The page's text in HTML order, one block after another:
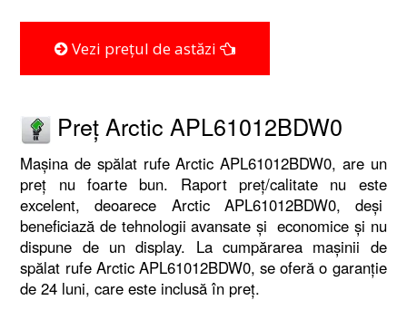
Vezi prețul de astăzi
Preț Arctic APL61012BDW0
Mașina de spălat rufe Arctic APL61012BDW0, are un
preț nu foarte bun. Raport preț/calitate nu este
excelent, deoarece Arctic APL61012BDW0, deși
beneficiază de tehnologii avansate și economice și nu
dispune de un display. La cumpărarea mașinii de
spălat rufe Arctic APL61012BDW0, se oferă o garanție
de 24 luni, care este inclusă în preț.